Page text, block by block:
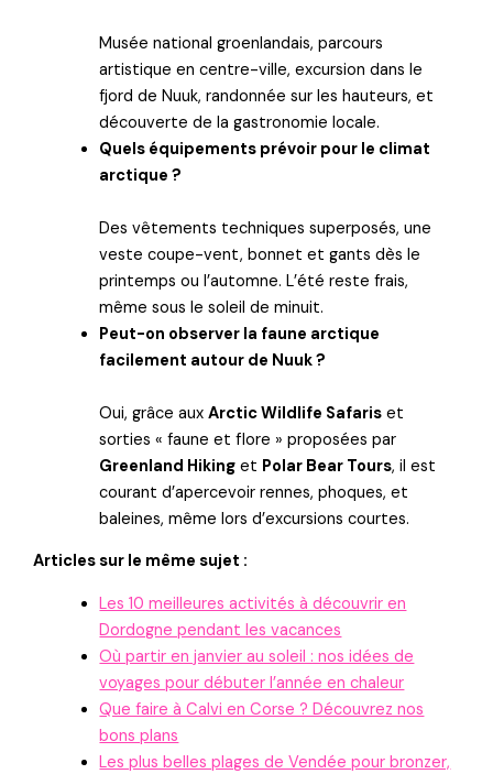
Musée national groenlandais, parcours
artistique en centre-ville, excursion dans le
fjord de Nuuk, randonnée sur les hauteurs, et
découverte de la gastronomie locale.
Quels équipements prévoir pour le climat
arctique ?
Des vêtements techniques superposés, une
veste coupe-vent, bonnet et gants dès le
printemps ou l’automne. L’été reste frais,
même sous le soleil de minuit.
Peut-on observer la faune arctique
facilement autour de Nuuk ?
Oui, grâce auxArctic Wildlife Safaris et
sorties « faune et flore » proposées par
Greenland Hiking et Polar Bear Tours, il est
courant d’apercevoir rennes, phoques, et
baleines, même lors d’excursions courtes.
Articles sur le même sujet :
Les 10 meilleures activités à découvrir en
Dordogne pendant les vacances
Où partir en janvier au soleil : nos idées de
voyages pour débuter l’année en chaleur
Que faire à Calvi en Corse ? Découvrez nos
bons plans
Les plus belles plages de Vendée pour bronzer,